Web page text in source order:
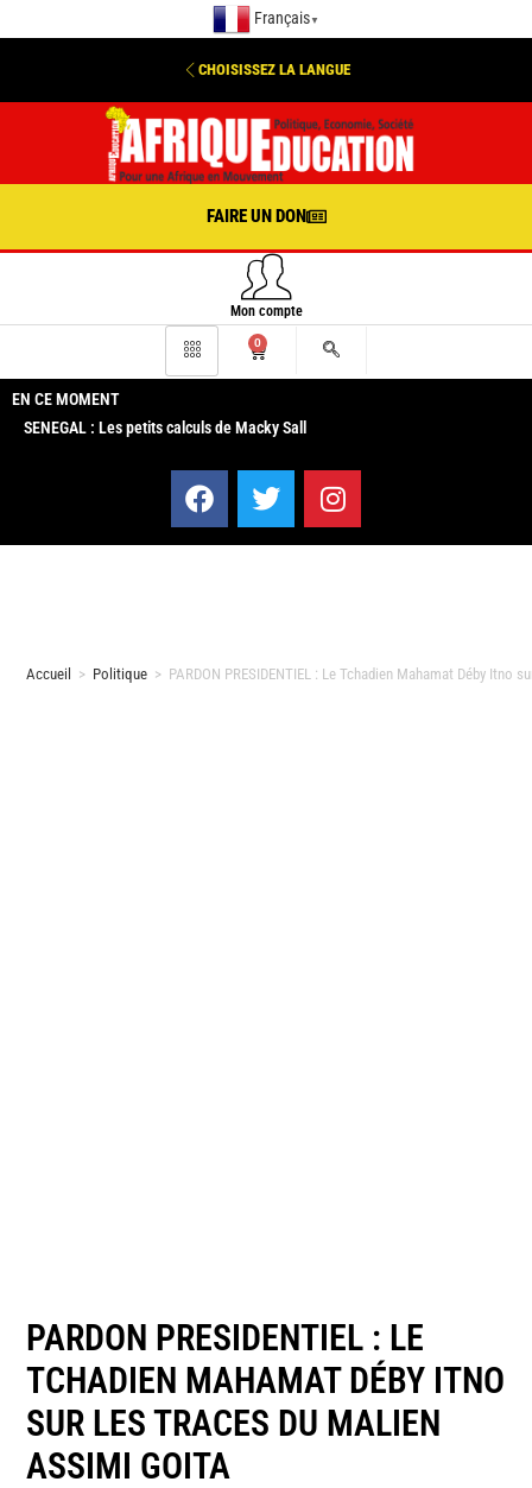
Français ▼
CHOISISSEZ LA LANGUE
FAIRE UN DON
Mon compte
0
EN CE MOMENT
SENEGAL : Les petits calculs de Macky Sall
Accueil > Politique > PARDON PRESIDENTIEL : Le Tchadien Mahamat Déby
PARDON PRESIDENTIEL : LE
TCHADIEN MAHAMAT DÉBY ITNO
SUR LES TRACES DU MALIEN
ASSIMI GOITA